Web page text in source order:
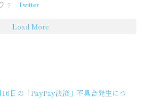
7 Twitter
Load More
16日の「PayPay決済」不具合発生につ